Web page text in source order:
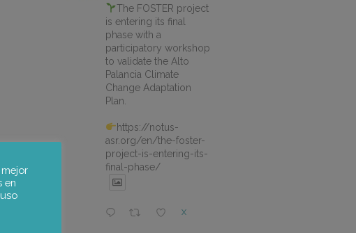
The FOSTER project
is entering its final
phase with a
participatory workshop
to validate the Alto
Palancia Climate
Change Adaptation
Plan.
https://notus-
asr.org/en/the-foster-
project-is-entering-its-
final-phase/
X
en